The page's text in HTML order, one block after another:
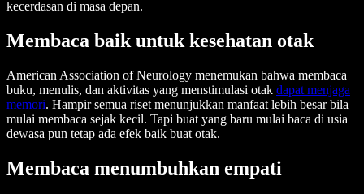
kecerdasan di masa depan.
Membaca baik untuk kesehatan otak
American Association of Neurology menemukan bahwa membaca
buku, menulis, dan aktivitas yang menstimulasi otak dapat menjaga
memori. Hampir semua riset menunjukkan manfaat lebih besar bila
mulai membaca sejak kecil. Tapi buat yang baru mulai baca di usia
dewasa pun tetap ada efek baik buat otak.
Membaca menumbuhkan empati